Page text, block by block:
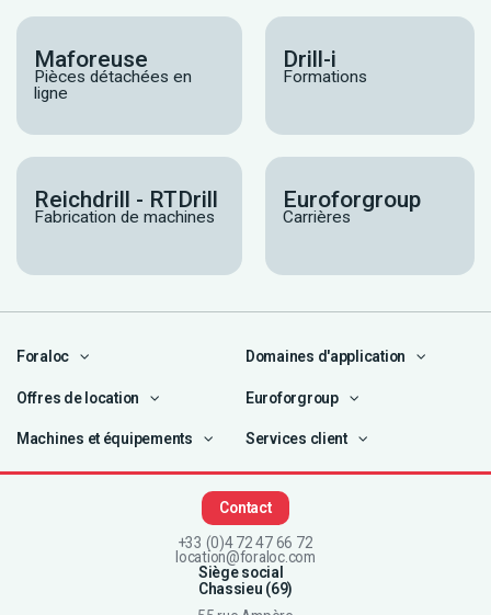
Maforeuse
Pièces détachées en
ligne
Drill-i
Formations
Reichdrill - RTDrill
Fabrication de machines
Euroforgroup
Carrières
Contact
+33 (0)4 72 47 66 72
location@foraloc.com
Siège social
Chassieu (69)
Foraloc Domaines d'application
Offres de location Euroforgroup
Machines et équipements Services client